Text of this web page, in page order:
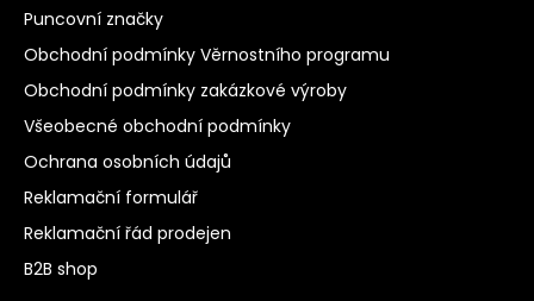
Puncovní značky
Obchodní podmínky Věrnostního programu
Obchodní podmínky zakázkové výroby
Všeobecné obchodní podmínky
Ochrana osobních údajů
Reklamační formulář
Reklamační řád prodejen
B2B shop